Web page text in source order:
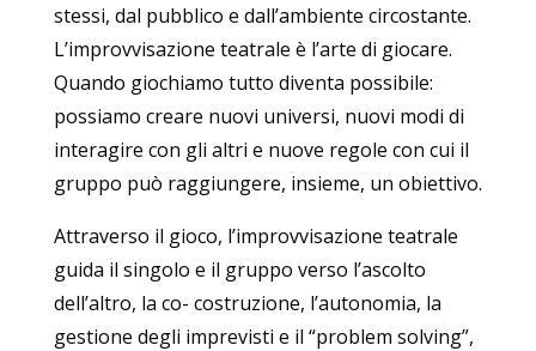
stessi, dal pubblico e dall’ambiente circostante.
L’improvvisazione teatrale è l’arte di giocare.
Quando giochiamo tutto diventa possibile:
possiamo creare nuovi universi, nuovi modi di
interagire con gli altri e nuove regole con cui il
gruppo può raggiungere, insieme, un obiettivo.
Attraverso il gioco, l’improvvisazione teatrale
guida il singolo e il gruppo verso l’ascolto
dell’altro, la co- costruzione, l’autonomia, la
gestione degli imprevisti e il “problem solving”,